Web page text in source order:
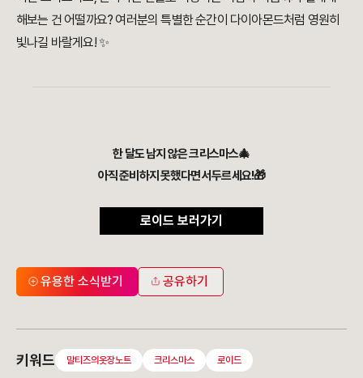
해보는 건 어떨까요? 여러분의 특별한 순간이 다이아몬드처럼 영원히
빛나길 바랄게요! ✨
한 달도 남지 않은 크리스마스🎄
아직 준비하지 못했다면 서두르세요!🎁
로이드 보러가기
유용한 소식받기 공유하기
키워드 말티즈의옷장노트 크리스마스 로이드